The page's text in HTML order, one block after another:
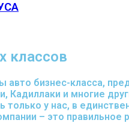
классов
бизнес-класса,
Кадиллаки и многие
у нас, в
– это правильное